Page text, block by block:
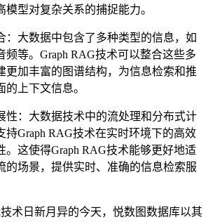
模型对复杂关系的捕捉能力。
：大数据中包含了多种类型的信息，如
频等。Graph RAG技术可以整合这些多
更加丰富的图谱结构，为信息检索和推
上下文信息。
性：大数据技术中的流处理和分布式计
持Graph RAG技术在实时环境下的高效
。这使得Graph RAG技术能够更好地适
的场景，提供实时、准确的信息检索服
术日新月异的今天，悦数图数据库以其